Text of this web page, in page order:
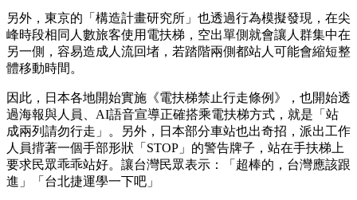
另外，東京的「構造計畫研究所」也透過行為模擬發現，在尖
峰時段相同人數旅客使用電扶梯，空出單側就會讓人群集中在
另一側，容易造成人流回堵，若踏階兩側都站人可能會縮短整
體移動時間。
因此，日本各地開始實施《電扶梯禁止行走條例》，也開始透
過海報與人員、AI語音宣導正確搭乘電扶梯方式，就是「站
成兩列請勿行走」。另外，日本部分車站也出奇招，派出工作
人員揹著一個手部形狀「STOP」的警告牌子，站在手扶梯上
要求民眾乖乖站好。讓台灣民眾表示：「超棒的，台灣應該跟
進」「台北捷運學一下吧」